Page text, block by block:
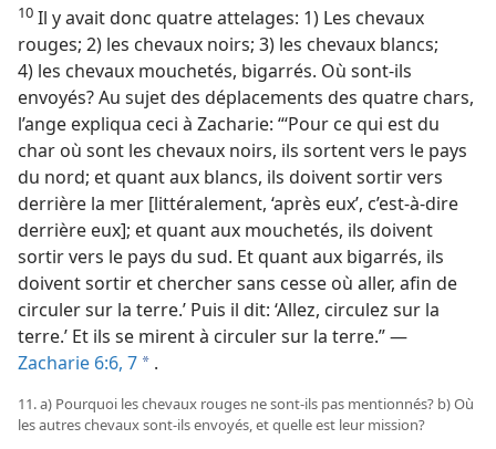
10 Il y avait donc quatre attelages: 1) Les chevaux
rouges; 2) les chevaux noirs; 3) les chevaux blancs;
4) les chevaux mouchetés, bigarrés. Où sont-​ils
envoyés? Au sujet des déplacements des quatre chars,
l’ange expliqua ceci à Zacharie: “‘Pour ce qui est du
char où sont les chevaux noirs, ils sortent vers le pays
du nord; et quant aux blancs, ils doivent sortir vers
derrière la mer [littéralement, ‘après eux’, c’est-à-dire
derrière eux]; et quant aux mouchetés, ils doivent
sortir vers le pays du sud. Et quant aux bigarrés, ils
doivent sortir et chercher sans cesse où aller, afin de
circuler sur la terre.’ Puis il dit: ‘Allez, circulez sur la
terre.’ Et ils se mirent à circuler sur la terre.” —
Zacharie 6:6, 7 a .
11. a) Pourquoi les chevaux rouges ne sont-​ils pas mentionnés? b) Où
les autres chevaux sont-​ils envoyés, et quelle est leur mission?